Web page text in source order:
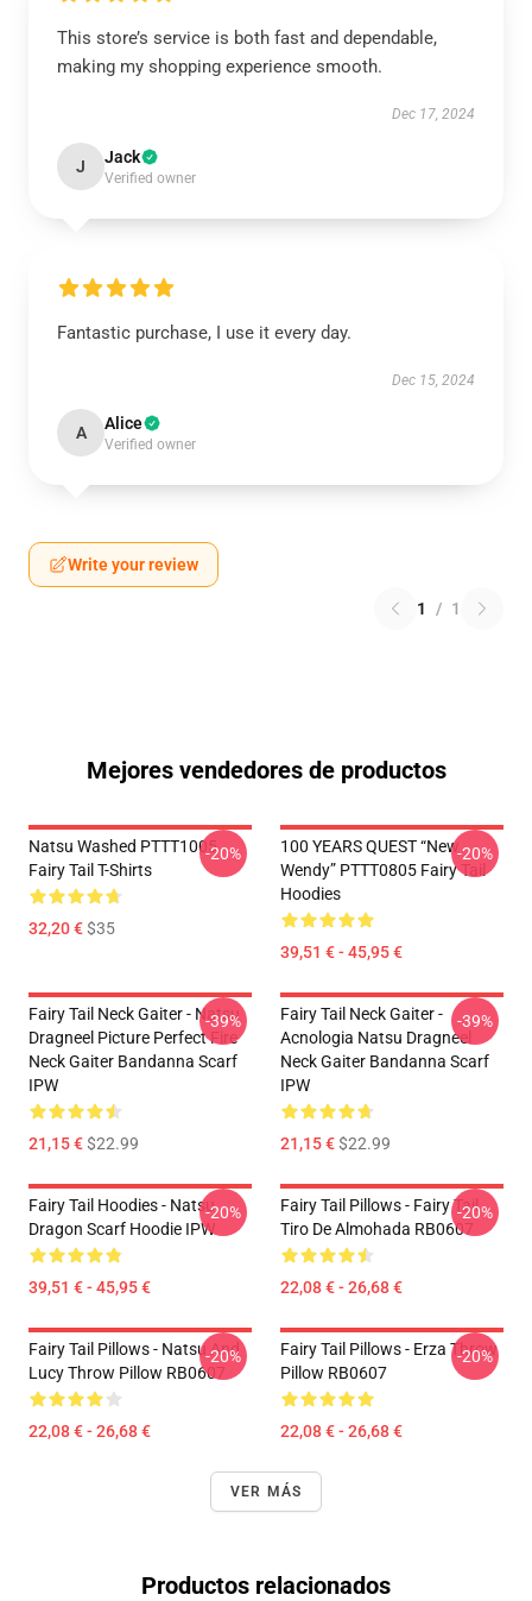
This store’s service is both fast and dependable,
making my shopping experience smooth.
Dec 17, 2024
J Jack
Verified owner
Fantastic purchase, I use it every day.
Dec 15, 2024
A Alice
Verified owner
Write your review
1 / 1
Mejores vendedores de productos
Natsu Washed PTTT1005
Fairy Tail T-Shirts
32,20 €$35
-20%
100 YEARS QUEST “New
Wendy” PTTT0805 Fairy Tail
Hoodies
39,51 € - 45,95 €
-20%
Fairy Tail Neck Gaiter - Natsu
Dragneel Picture Perfect Fire
Neck Gaiter Bandanna Scarf
IPW
21,15 €$22.99
-39%
Fairy Tail Neck Gaiter -
Acnologia Natsu Dragneel
Neck Gaiter Bandanna Scarf
IPW
21,15 €$22.99
-39%
Fairy Tail Hoodies - Natsu
Dragon Scarf Hoodie IPW
39,51 € - 45,95 €
-20%
Fairy Tail Pillows - Fairy Tail
Tiro De Almohada RB0607
22,08 € - 26,68 €
-20%
Fairy Tail Pillows - Natsu And
Lucy Throw Pillow RB0607
22,08 € - 26,68 €
-20%
Fairy Tail Pillows - Erza Throw
Pillow RB0607
22,08 € - 26,68 €
-20%
VER MÁS
Productos relacionados